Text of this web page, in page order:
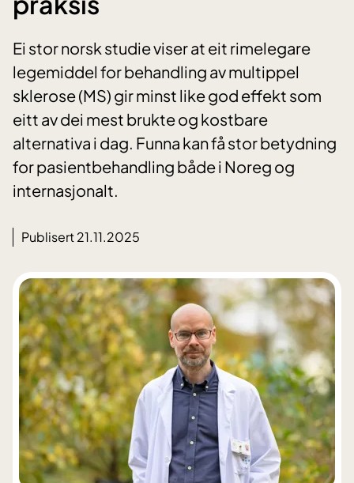
Ei stor norsk studie viser at eit rimelegare
legemiddel for behandling av multippel
sklerose (MS) gir minst like god effekt som
eitt av dei mest brukte og kostbare
alternativa i dag. Funna kan få stor betydning
for pasientbehandling både i Noreg og
internasjonalt.
Publisert 21.11.2025